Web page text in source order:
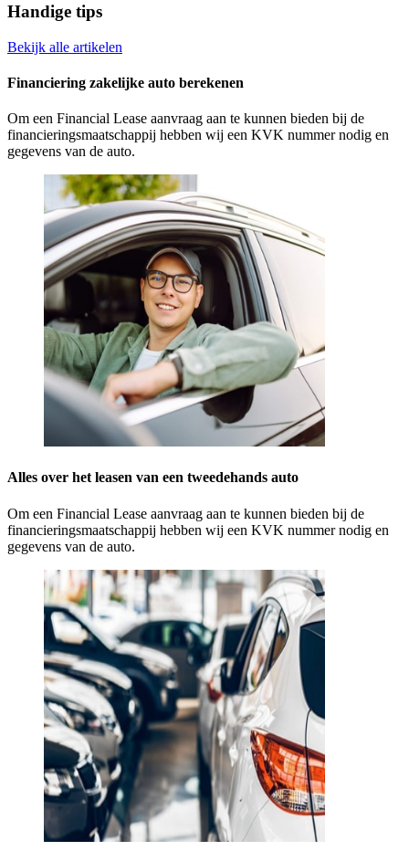
Handige tips
Bekijk alle artikelen
Financiering zakelijke auto berekenen
Om een Financial Lease aanvraag aan te kunnen bieden bij de
financieringsmaatschappij hebben wij een KVK nummer nodig en
gegevens van de auto.
Alles over het leasen van een tweedehands auto
Om een Financial Lease aanvraag aan te kunnen bieden bij de
financieringsmaatschappij hebben wij een KVK nummer nodig en
gegevens van de auto.